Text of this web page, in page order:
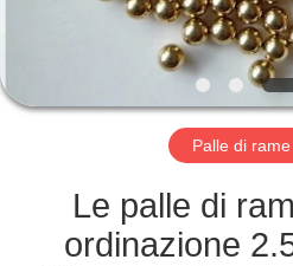
CONTROLLO
QUALITÀ
CONTATTICI
NOTIZIE
Palle di
Le palle di
ordinazione